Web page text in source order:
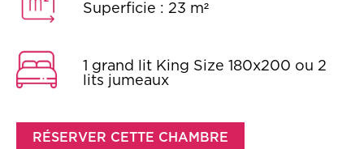
Superficie : 23 m²
1 grand lit King Size 180x200 ou 2
lits jumeaux
RÉSERVER CETTE CHAMBRE